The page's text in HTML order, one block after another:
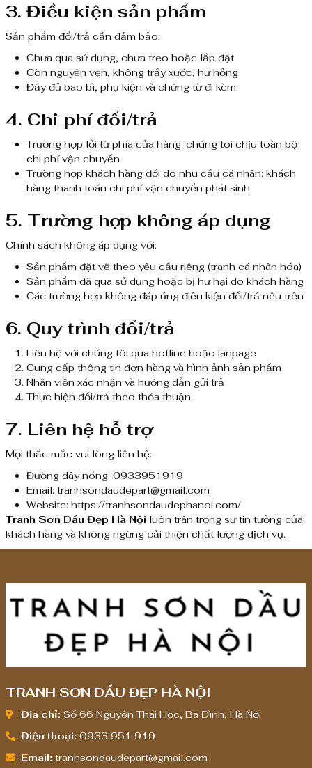
3. Điều kiện sản phẩm
Sản phẩm đổi/trả cần đảm bảo:
Chưa qua sử dụng, chưa treo hoặc lắp đặt
Còn nguyên vẹn, không trầy xước, hư hỏng
Đầy đủ bao bì, phụ kiện và chứng từ đi kèm
4. Chi phí đổi/trả
Trường hợp lỗi từ phía cửa hàng: chúng tôi chịu toàn bộ
chi phí vận chuyển
Trường hợp khách hàng đổi do nhu cầu cá nhân: khách
hàng thanh toán chi phí vận chuyển phát sinh
5. Trường hợp không áp dụng
Chính sách không áp dụng với:
Sản phẩm đặt vẽ theo yêu cầu riêng (tranh cá nhân hóa)
Sản phẩm đã qua sử dụng hoặc bị hư hại do khách hàng
Các trường hợp không đáp ứng điều kiện đổi/trả nêu trên
6. Quy trình đổi/trả
Liên hệ với chúng tôi qua hotline hoặc fanpage
Cung cấp thông tin đơn hàng và hình ảnh sản phẩm
Nhân viên xác nhận và hướng dẫn gửi trả
Thực hiện đổi/trả theo thỏa thuận
7. Liên hệ hỗ trợ
Mọi thắc mắc vui lòng liên hệ:
Đường dây nóng: 0933951919
Email: tranhsondaudepart@gmail.com
Website: https://tranhsondaudephanoi.com/
Tranh Sơn Dầu Đẹp Hà Nội luôn trân trọng sự tin tưởng của
khách hàng và không ngừng cải thiện chất lượng dịch vụ.
TRANH SƠN DẦU ĐẸP HÀ NỘI
Địa chỉ: Số 66 Nguyễn Thái Học, Ba Đình, Hà Nội
Điện thoại: 0933 951 919
Email: tranhsondaudepart@gmail.com